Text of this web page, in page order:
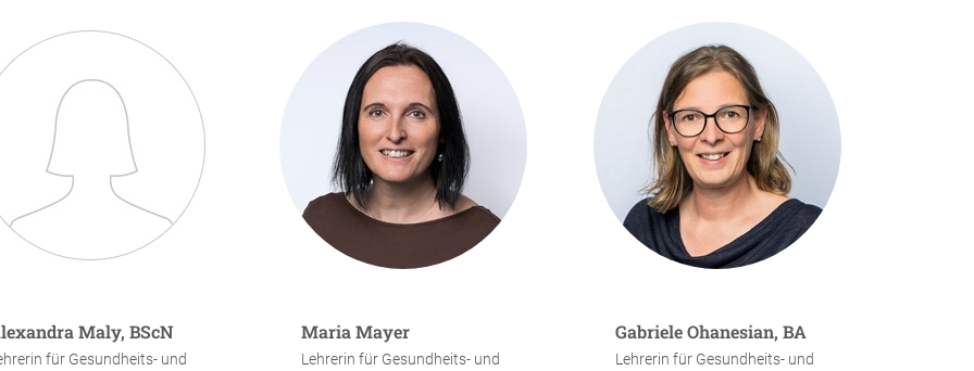
Maly, BScN
für Gesundheits- und
Maria Mayer
Lehrerin für Gesundheits- und
Gabriele Ohanesian, BA
Lehrerin für Gesundheits- und